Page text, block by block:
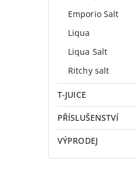
Emporio Salt
Liqua
Liqua Salt
Ritchy salt
T-JUICE
PŘÍSLUŠENSTVÍ
VÝPRODEJ